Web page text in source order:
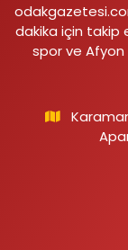
dakika için takip
spor ve